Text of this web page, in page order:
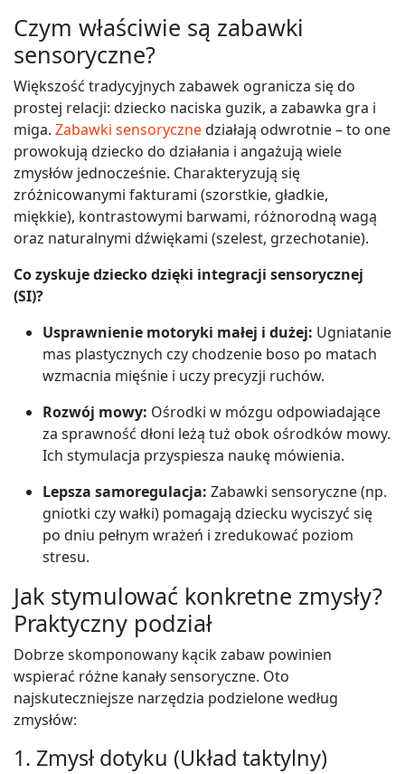
Czym właściwie są zabawki
sensoryczne?
Większość tradycyjnych zabawek ogranicza się do
prostej relacji: dziecko naciska guzik, a zabawka gra i
miga. Zabawki sensorycznedziałają odwrotnie – to one
prowokują dziecko do działania i angażują wiele
zmysłów jednocześnie. Charakteryzują się
zróżnicowanymi fakturami (szorstkie, gładkie,
miękkie), kontrastowymi barwami, różnorodną wagą
oraz naturalnymi dźwiękami (szelest, grzechotanie).
Co zyskuje dziecko dzięki integracji sensorycznej
(SI)?
Usprawnienie motoryki małej i dużej: Ugniatanie
mas plastycznych czy chodzenie boso po matach
wzmacnia mięśnie i uczy precyzji ruchów.
Rozwój mowy: Ośrodki w mózgu odpowiadające
za sprawność dłoni leżą tuż obok ośrodków mowy.
Ich stymulacja przyspiesza naukę mówienia.
Lepsza samoregulacja: Zabawki sensoryczne (np.
gniotki czy wałki) pomagają dziecku wyciszyć się
po dniu pełnym wrażeń i zredukować poziom
stresu.
Jak stymulować konkretne zmysły?
Praktyczny podział
Dobrze skomponowany kącik zabaw powinien
wspierać różne kanały sensoryczne. Oto
najskuteczniejsze narzędzia podzielone według
zmysłów:
1. Zmysł dotyku (Układ taktylny)